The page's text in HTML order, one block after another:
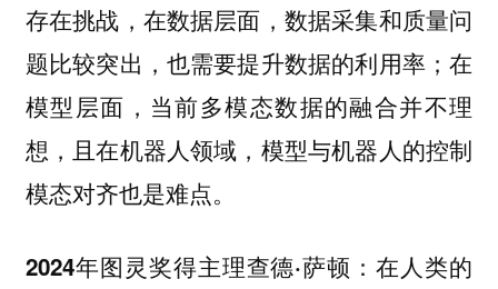
存在挑战，在数据层面，数据采集和质量问
题比较突出，也需要提升数据的利用率；在
模型层面，当前多模态数据的融合并不理
想，且在机器人领域，模型与机器人的控制
模态对齐也是难点。
2024年图灵奖得主理查德·萨顿：在人类的